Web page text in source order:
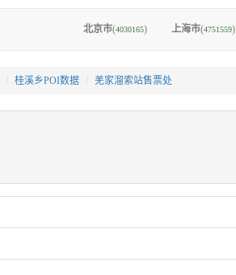
北京市(4030165) 上海市(4751559)
桂溪乡POI数据 羌家溜索站售票处